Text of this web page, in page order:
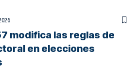
modifica las reglas de
en elecciones